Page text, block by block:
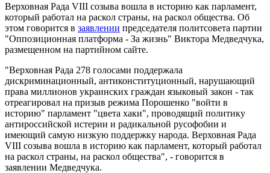
Верховная Рада VIII созыва вошла в историю как парламент,
который работал на раскол страны, на раскол общества. Об
этом говорится в заявлении председателя политсовета партии
"Оппозиционная платформа - За жизнь" Виктора Медведчука,
размещенном на партийном сайте.
"Верховная Рада 278 голосами поддержала
дискриминационный, антиконституционный, нарушающий
права миллионов украинских граждан языковый закон - так
отреагировал на призыв режима Порошенко "войти в
историю" парламент "цвета хаки", проводящий политику
антироссийской истерии и радикальной русофобии и
имеющий самую низкую поддержку народа. Верховная Рада
VIII созыва вошла в историю как парламент, который работал
на раскол страны, на раскол общества", - говорится в
заявлении Медведчука.